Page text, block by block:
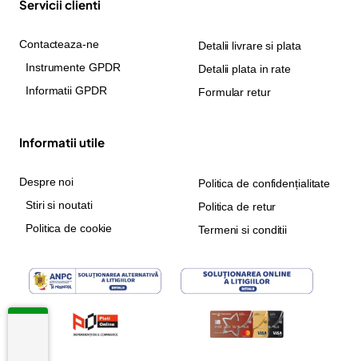
Servicii clienti
Contacteaza-ne
Instrumente GPDR
Informatii GPDR
Detalii livrare si plata
Detalii plata in rate
Formular retur
Informatii utile
Despre noi
Stiri si noutati
Politica de cookie
Politica de confidențialitate
Politica de retur
Termeni si conditii